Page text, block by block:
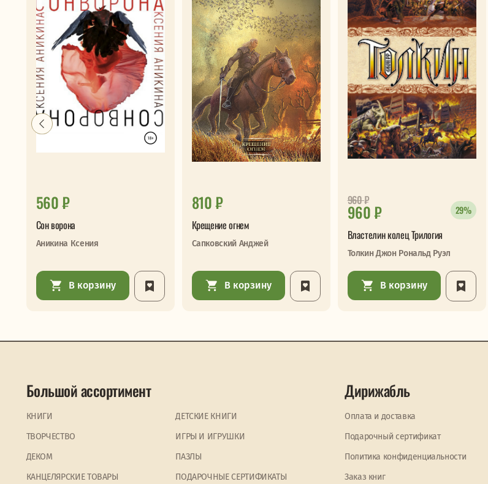
560 ₽
Сон ворона
Аникина Ксения
В корзину
810 ₽
Крещение огнем
Сапковский Анджей
В корзину
960 ₽
960₽
29%
Властелин колец Трилогия
Толкин Джон Рональд Руэл
В корзину
Большой ассортимент
КНИГИ
ДЕТСКИЕ КНИГИ
ТВОРЧЕСТВО
ИГРЫ И ИГРУШКИ
ДЕКОМ
ПАЗЛЫ
КАНЦЕЛЯРСКИЕ ТОВАРЫ
ПОДАРОЧНЫЕ СЕРТИФИКАТЫ
Дирижабль
Оплата и доставка
Подарочный сертификат
Политика конфиденциальности
Заказ книг